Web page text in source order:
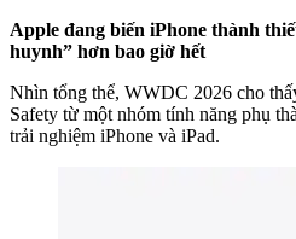
Apple đang biến iPhone thành
huynh” hơn bao giờ hết
Nhìn tổng thể, WWDC 2026 cho
Safety từ một nhóm tính năng phụ
trải nghiệm iPhone và iPad.